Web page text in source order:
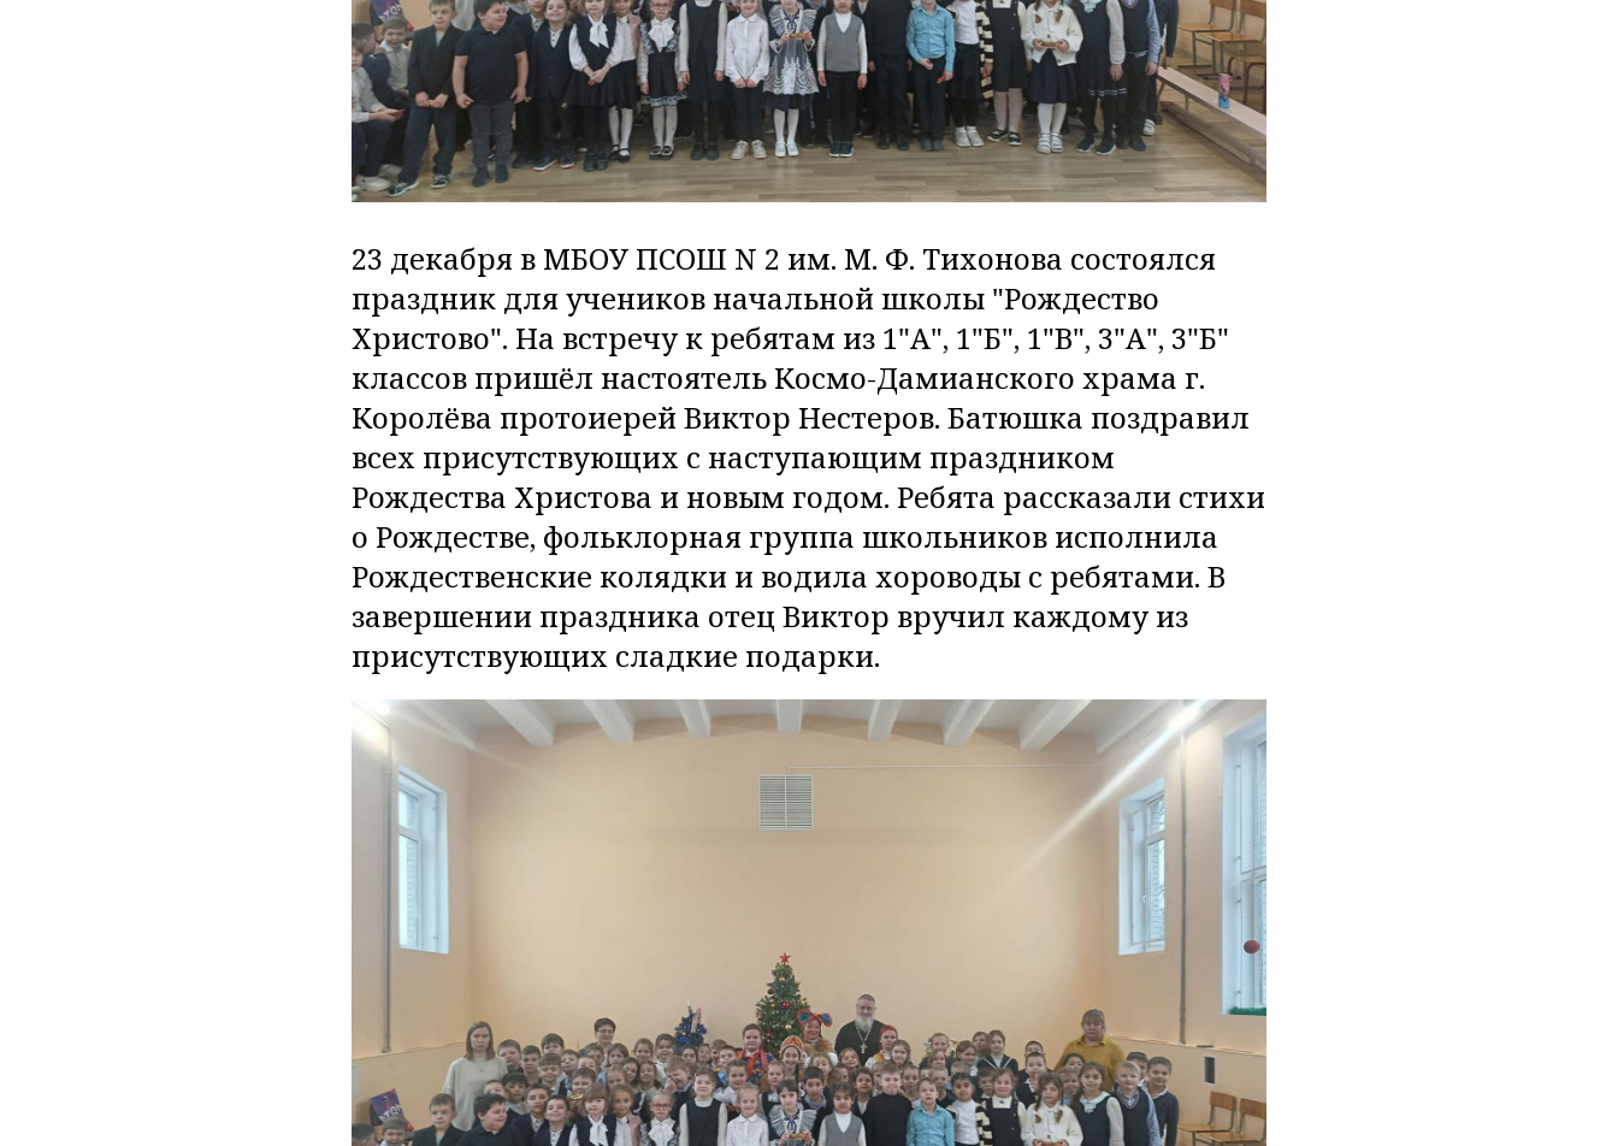
23 декабря в МБОУ ПСОШ N 2 им. М. Ф. Тихонова состоялся
праздник для учеников начальной школы "Рождество
Христово". На встречу к ребятам из 1"А", 1"Б", 1"В", 3"А", 3"Б"
классов пришёл настоятель Космо-Дамианского храма г.
Королёва протоиерей Виктор Нестеров. Батюшка поздравил
всех присутствующих с наступающим праздником
Рождества Христова и новым годом. Ребята рассказали стихи
о Рождестве, фольклорная группа школьников исполнила
Рождественские колядки и водила хороводы с ребятами. В
завершении праздника отец Виктор вручил каждому из
присутствующих сладкие подарки.